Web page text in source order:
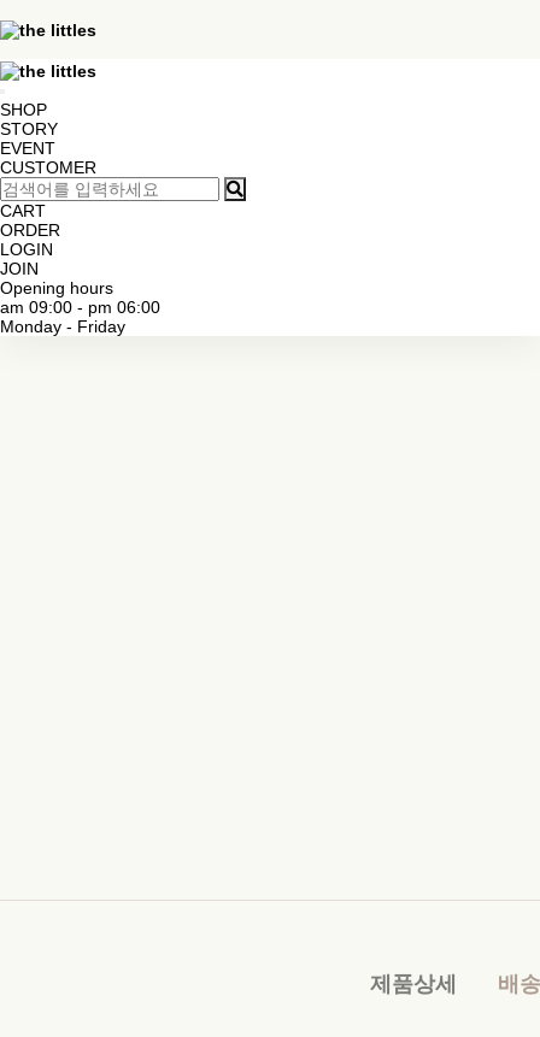
SHOP
STORY
EVENT
CUSTOMER
CART
ORDER
LOGIN
JOIN
Opening hours
am 09:00 - pm 06:00
Monday - Friday
제품상세 배